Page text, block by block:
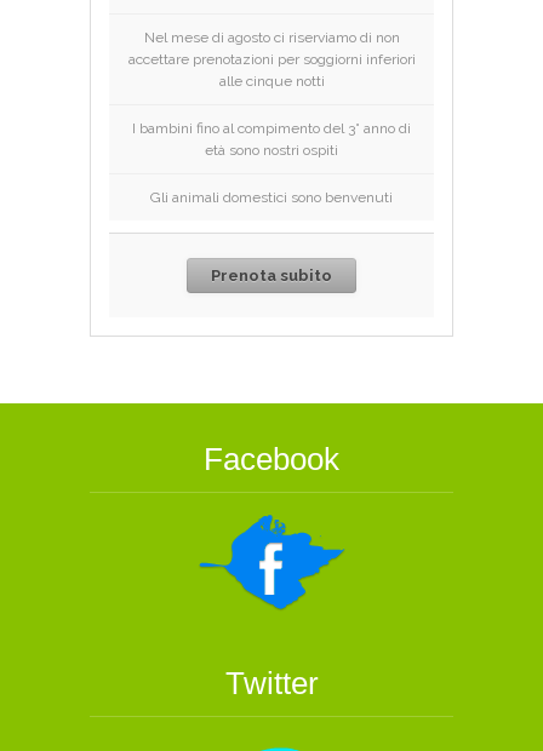
Nel mese di agosto ci riserviamo di non
accettare prenotazioni per soggiorni inferiori
alle cinque notti
I bambini fino al compimento del 3° anno di
età sono nostri ospiti
Gli animali domestici sono benvenuti
Prenota subito
Facebook
Twitter